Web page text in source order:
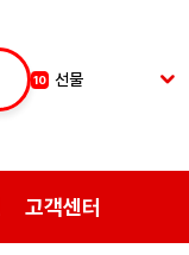
1 약초
황기
고객센터